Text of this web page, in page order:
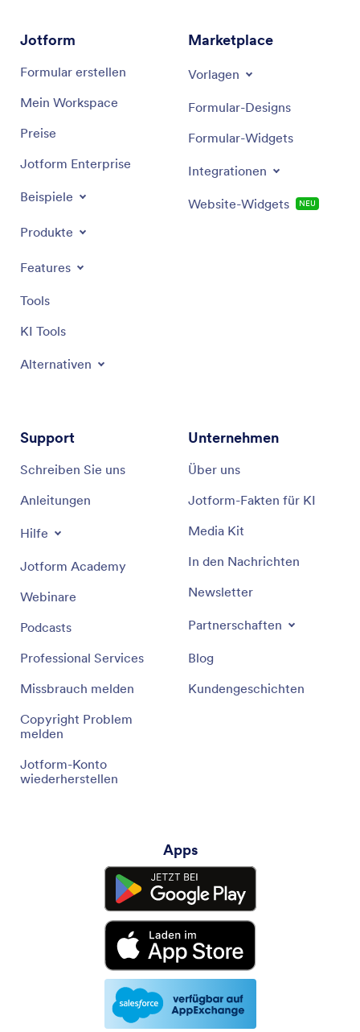
Jotform
Formular erstellen
Mein Workspace
Preise
Jotform Enterprise
Beispiele
Produkte
Features
Tools
KI Tools
Alternativen
Marketplace
Vorlagen
Formular-Designs
Formular-Widgets
Integrationen
Website-Widgets NEU
Support
Schreiben Sie uns
Anleitungen
Hilfe
Jotform Academy
Webinare
Podcasts
Professional Services
Missbrauch melden
Copyright Problem
melden
Jotform-Konto
wiederherstellen
Unternehmen
Über uns
Jotform-Fakten für KI
Media Kit
In den Nachrichten
Newsletter
Partnerschaften
Blog
Kundengeschichten
Apps